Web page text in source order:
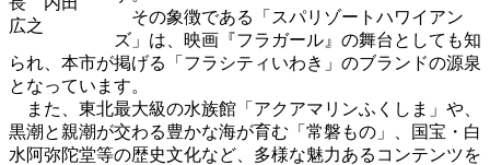
広之
その象徴である「スパリゾートハワイアン
ズ」は、映画『フラガール』の舞台としても知
られ、本市が掲げる「フラシティいわき」のブランドの源泉
となっています。
また、東北最大級の水族館「アクアマリンふくしま」や、
黒潮と親潮が交わる豊かな海が育む「常磐もの」、国宝・白
水阿弥陀堂等の歴史文化など、多様な魅力あるコンテンツを